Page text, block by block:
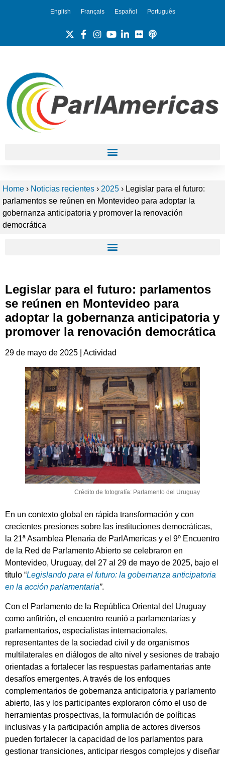
English Français Español Português
Home › Noticias recientes › 2025 › Legislar para el futuro:
parlamentos se reúnen en Montevideo para adoptar la
gobernanza anticipatoria y promover la renovación
democrática
Legislar para el futuro: parlamentos
se reúnen en Montevideo para
adoptar la gobernanza anticipatoria y
promover la renovación democrática
29 de mayo de 2025 | Actividad
Crédito de fotografía: Parlamento del Uruguay
En un contexto global en rápida transformación y con
crecientes presiones sobre las instituciones democráticas,
la 21ª Asamblea Plenaria de ParlAmericas y el 9º Encuentro
de la Red de Parlamento Abierto se celebraron en
Montevideo, Uruguay, del 27 al 29 de mayo de 2025, bajo el
título “Legislando para el futuro: la gobernanza anticipatoria
en la acción parlamentaria”.
Con el Parlamento de la República Oriental del Uruguay
como anfitrión, el encuentro reunió a parlamentarias y
parlamentarios, especialistas internacionales,
representantes de la sociedad civil y de organismos
multilaterales en diálogos de alto nivel y sesiones de trabajo
orientadas a fortalecer las respuestas parlamentarias ante
desafíos emergentes. A través de los enfoques
complementarios de gobernanza anticipatoria y parlamento
abierto, las y los participantes exploraron cómo el uso de
herramientas prospectivas, la formulación de políticas
inclusivas y la participación amplia de actores diversos
pueden fortalecer la capacidad de los parlamentos para
gestionar transiciones, anticipar riesgos complejos y diseñar